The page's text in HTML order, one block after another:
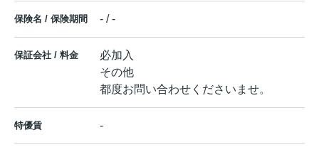
保険名 / 保険期間 - / -
保証会社 / 料金
必加入
その他
都度お問い合わせくださいませ。
特優賃 -